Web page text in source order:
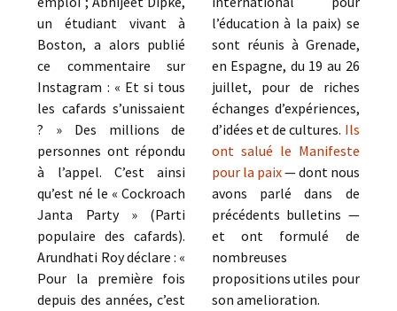
un étudiant vivant à
Boston, a alors publié
ce commentaire sur
Instagram : « Et si tous
les cafards s’unissaient
? » Des millions de
personnes ont répondu
à l’appel. C’est ainsi
qu’est né le « Cockroach
Janta Party » (Parti
populaire des cafards).
Arundhati Roy déclare : «
Pour la première fois
depuis des années, c’est
l’éducation à la paix) se
sont réunis à Grenade,
en Espagne, du 19 au 26
juillet, pour de riches
échanges d’expériences,
d’idées et de cultures. Ils
ont salué le Manifeste
pour la paix— dont nous
avons parlé dans de
précédents bulletins —
et ont formulé de
nombreuses
propositions utiles pour
son amelioration.